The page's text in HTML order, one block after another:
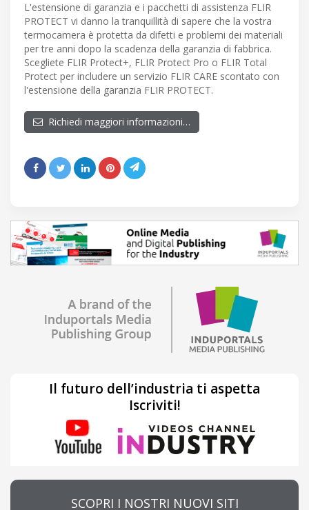
L'estensione di garanzia e i pacchetti di assistenza FLIR
PROTECT vi danno la tranquillità di sapere che la vostra
termocamera è protetta da difetti e problemi dei materiali
per tre anni dopo la scadenza della garanzia di fabbrica.
Scegliete FLIR Protect+, FLIR Protect Pro o FLIR Total
Protect per includere un servizio FLIR CARE scontato con
l'estensione della garanzia FLIR PROTECT.
Richiedi maggiori informazioni…
Il futuro dell’industria ti aspetta
Iscriviti!
SCOPRI I NOSTRI NUOVI SITI